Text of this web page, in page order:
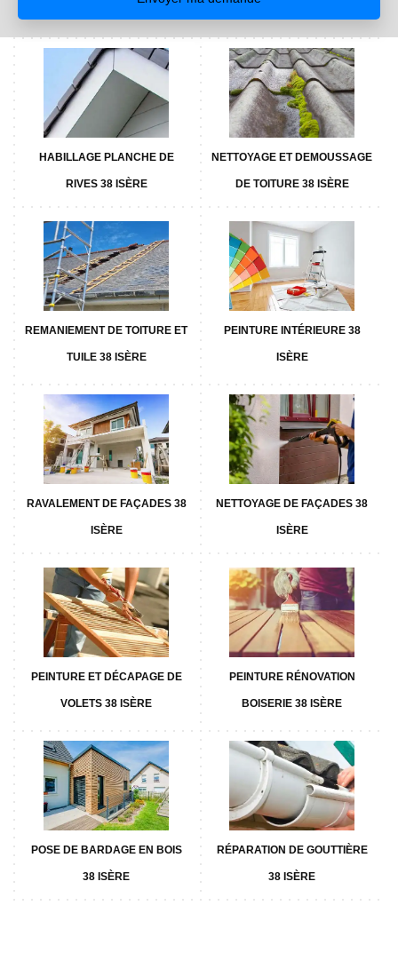
HABILLAGE PLANCHE DE
RIVES 38 ISÈRE
NETTOYAGE ET DEMOUSSAGE
DE TOITURE 38 ISÈRE
REMANIEMENT DE TOITURE ET
TUILE 38 ISÈRE
PEINTURE INTÉRIEURE 38
ISÈRE
RAVALEMENT DE FAÇADES 38
ISÈRE
NETTOYAGE DE FAÇADES 38
ISÈRE
PEINTURE ET DÉCAPAGE DE
VOLETS 38 ISÈRE
PEINTURE RÉNOVATION
BOISERIE 38 ISÈRE
POSE DE BARDAGE EN BOIS
38 ISÈRE
RÉPARATION DE GOUTTIÈRE
38 ISÈRE